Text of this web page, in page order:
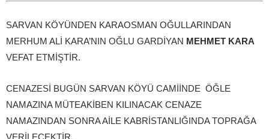
SARVAN KÖYÜNDEN KARAOSMAN OĞULLARINDAN
MERHUM ALİ KARA’NIN OĞLU GARDİYAN MEHMET KARA
VEFAT ETMİŞTİR.
CENAZESİ BUGÜN SARVAN KÖYÜ CAMİİNDE ÖĞLE
NAMAZINA MÜTEAKİBEN KILINACAK CENAZE
NAMAZINDAN SONRA AİLE KABRİSTANLIĞINDA TOPRAĞA
VERİLECEKTİR.